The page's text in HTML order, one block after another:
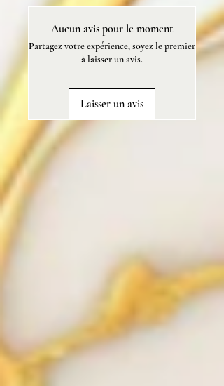
phtalates, vegan et sans cruauté
animale.
Aucun avis pour le moment
Partagez votre expérience, soyez le premier
à laisser un avis.
Laisser un avis